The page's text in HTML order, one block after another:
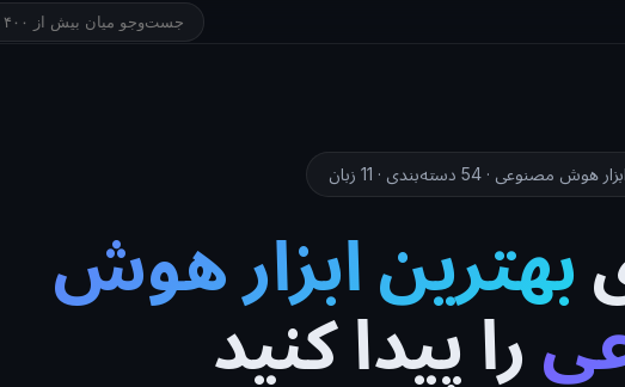
بهترین ابزار هوش
را پیدا کنید